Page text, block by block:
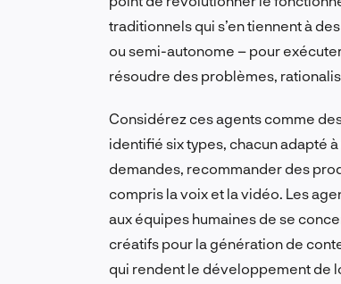
traditionnels qui s’en tiennent à
ou semi-autonome – pour
résoudre des problèmes,
Considérez ces agents comme
identifié six types, chacun adapté
demandes, recommander des
compris la voix et la vidéo. Les
aux équipes humaines de se
créatifs pour la génération de
qui rendent le développement de